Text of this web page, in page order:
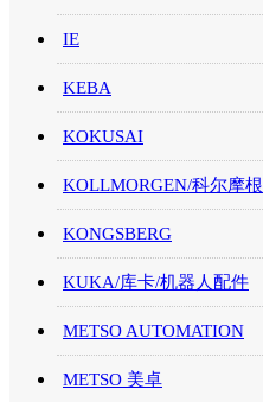
IE
KEBA
KOKUSAI
KOLLMORGEN/科尔摩根
KONGSBERG
KUKA/库卡/机器人配件
METSO AUTOMATION
METSO 美卓